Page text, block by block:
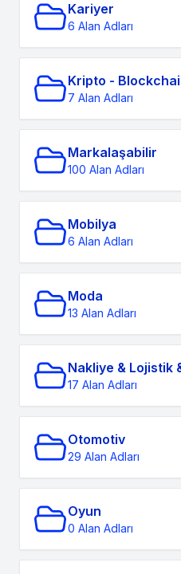
Kariyer
6 Alan Adları
Kripto -
7 Alan Adları
Markalaşabilir
100 Alan Adları
Mobilya
6 Alan Adları
Moda
13 Alan Adları
Nakliye & Lojistik
17 Alan Adları
Otomotiv
29 Alan Adları
Oyun
0 Alan Adları